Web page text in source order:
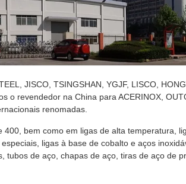
JISCO, TSINGSHAN, YGJF, LISCO,
o revendedor na China para ACERINOX,
renomadas.
bem como em ligas de alta temperatura,
ligas à base de cobalto e aços
de aço, chapas de aço, tiras de aço de